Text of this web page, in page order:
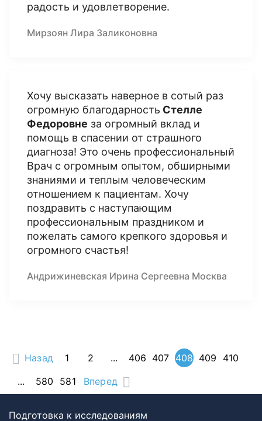
радость и удовлетворение.
Мирзоян Лира Заликоновна
Хочу высказать наверное в сотый раз
огромную благодарность Стелле
Федоровне за огромный вклад и
помощь в спасении от страшного
диагноза! Это очень профессиональный
Врач с огромным опытом, обширными
знаниями и теплым человеческим
отношением к пациентам. Хочу
поздравить с наступающим
профессиональным праздником и
пожелать самого крепкого здоровья и
огромного счастья!
Андрижиневская Ирина Сергеевна Москва
Назад 1 2 ... 406 407 408 409
410
...
580 581 Вперед
Подготовка к исследованиям